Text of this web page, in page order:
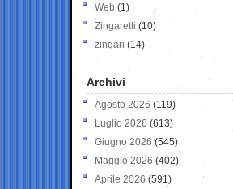
Web (1)
Zingaretti (10)
zingari (14)
Archivi
Agosto 2026 (119)
Luglio 2026 (613)
Giugno 2026 (545)
Maggio 2026 (402)
Aprile 2026 (591)